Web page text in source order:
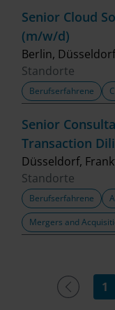
Senior Cloud
(m/w/d)
Berlin,
Standorte
Berufserfahrene
Senior
Transaction
Düsseldorf,
Standorte
Berufserfahrene
Mergers and
1